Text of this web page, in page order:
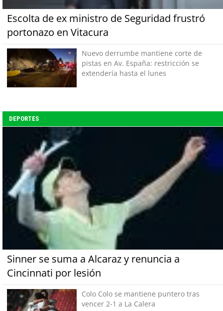
Escolta de ex ministro de Seguridad frustró
portonazo en Vitacura
Nuevo derrumbe mantiene corte de
pistas en Av. España: restricción se
extendería hasta el lunes
DEPORTES
Sinner se suma a Alcaraz y renuncia a
Cincinnati por lesión
Colo Colo se mantiene puntero tras
vencer 2-1 a La Calera